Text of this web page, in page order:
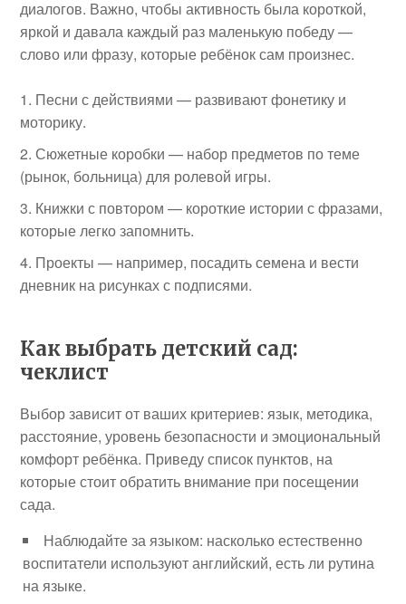
диалогов. Важно, чтобы активность была короткой,
яркой и давала каждый раз маленькую победу —
слово или фразу, которые ребёнок сам произнес.
Песни с действиями — развивают фонетику и
моторику.
Сюжетные коробки — набор предметов по теме
(рынок, больница) для ролевой игры.
Книжки с повтором — короткие истории с фразами,
которые легко запомнить.
Проекты — например, посадить семена и вести
дневник на рисунках с подписями.
Как выбрать детский сад:
чеклист
Выбор зависит от ваших критериев: язык, методика,
расстояние, уровень безопасности и эмоциональный
комфорт ребёнка. Приведу список пунктов, на
которые стоит обратить внимание при посещении
сада.
Наблюдайте за языком: насколько естественно
воспитатели используют английский, есть ли рутина
на языке.